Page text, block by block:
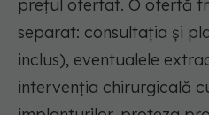
prețul ofertat. O ofertă
separat: consultația și
inclus), eventualele
intervenția chirurgicală